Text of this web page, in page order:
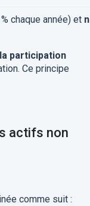
chaque année) et
la participation
Ce principe
actifs non
comme suit :